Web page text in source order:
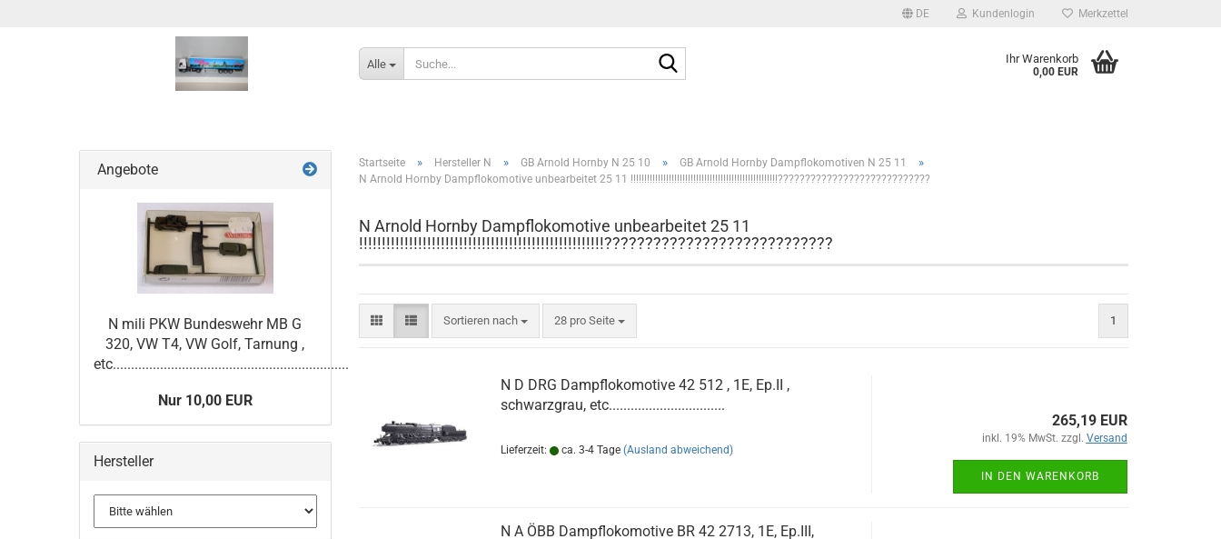
DE Kundenlogin Merkzettel
Alle Ihr Warenkorb
0,00 EUR
Startseite » Hersteller N » GB Arnold Hornby N 25 10 » GB Arnold Hornby Dampflokomotiven N 25 11 »
N Arnold Hornby Dampflokomotive unbearbeitet 25 11 !!!!!!!!!!!!!!!!!!!!!!!!!!!!!!!!!!!!!!!!!!!!!!!!!!!!!!????????????????????????????
N Arnold Hornby Dampflokomotive unbearbeitet 25 11
!!!!!!!!!!!!!!!!!!!!!!!!!!!!!!!!!!!!!!!!!!!!!!!!!!!!!!????????????????????????????
Sortieren nach
Sortieren nach 28 pro Seite
pro Seite 1
N D DRG Dampflokomotive 42 512 , 1E, Ep.II ,
schwarzgrau, etc................................
Lieferzeit: ca. 3-4 Tage (Ausland abweichend)
265,19 EUR
inkl. 19% MwSt. zzgl. Versand
IN DEN WARENKORB
N A ÖBB Dampflokomotive BR 42 2713, 1E, Ep.III,
Angebote
N mili PKW Bundeswehr MB G
320, VW T4, VW Golf, Tarnung ,
etc.................................................................
Nur 10,00 EUR
Hersteller